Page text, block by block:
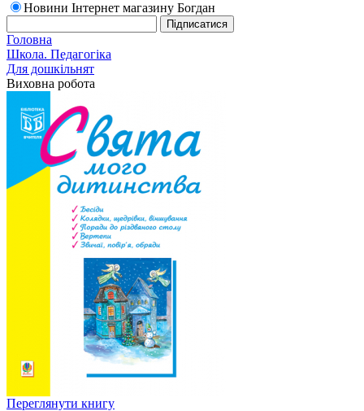
Новини Інтернет магазину Богдан
Головна
Школа. Педагогіка
Для дошкільнят
Виховна робота
Переглянути книгу